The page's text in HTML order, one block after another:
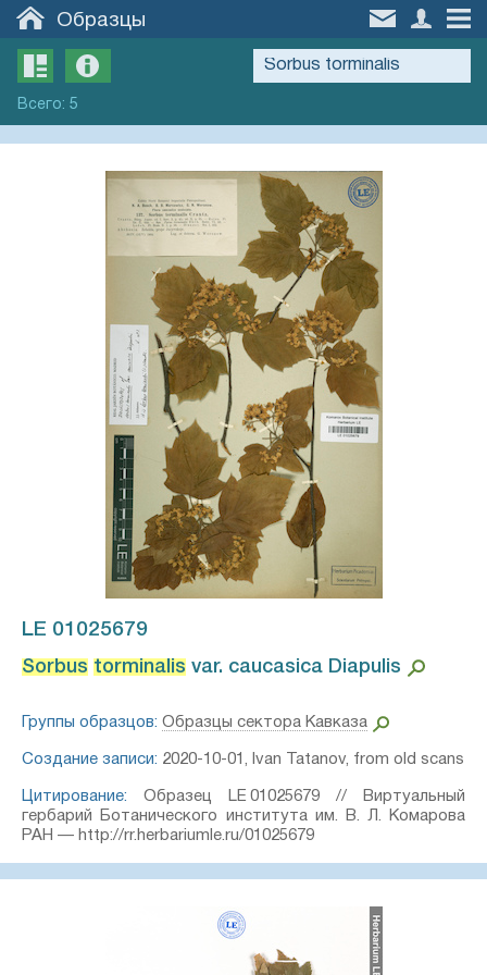
Образцы
Всего: 5
LE 01025679
Sorbus torminalis var. caucasica Diapulis⁣
Группы образцов: Образцы сектора Кавказа
Создание записи: 2020-10-01, Ivan Tatanov, from old scans
Цитирование: Образец LE 01025679 // Виртуальный
гербарий Ботанического института им. В. Л. Комарова
РАН — http://rr.herbariumle.ru/01025679